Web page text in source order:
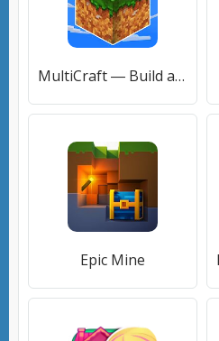
MultiCraft ― Build and Mine!
Epic Mine